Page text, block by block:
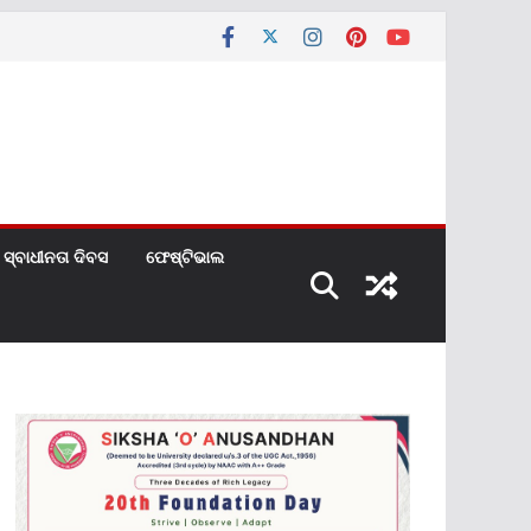
ସ୍ବାଧୀନତା ଦିବସ ଫେଷ୍ଟିଭାଲ